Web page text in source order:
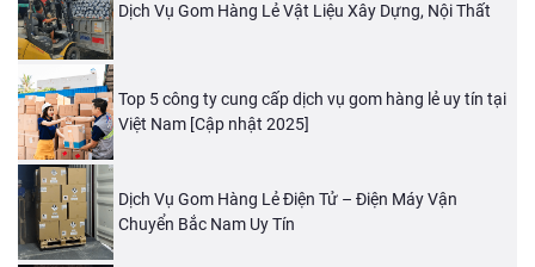
Dịch Vụ Gom Hàng Lẻ Vật Liệu Xây Dựng, Nội Thất
Top 5 công ty cung cấp dịch vụ gom hàng lẻ uy tín tại
Việt Nam [Cập nhật 2025]
Dịch Vụ Gom Hàng Lẻ Điện Tử – Điện Máy Vận
Chuyển Bắc Nam Uy Tín